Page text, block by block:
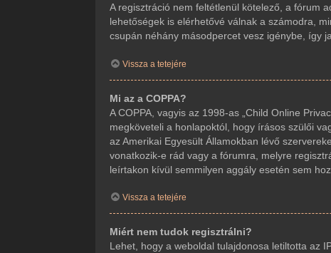
A regisztráció nem feltétlenül kötelező, a fórum
lehetőségek is elérhetővé válnak a számodra,
csupán néhány másodpercet vesz igénybe, így
Vissza a tetejére
Mi az a COPPA?
A COPPA, vagyis az 1998-as „Child Online
megköveteli a honlapoktól, hogy írásos szülői
az Amerikai Egyesült Államokban lévő
vonatkozik-e rád vagy a fórumra, melyre
leírtakon kívül semmilyen aggály esetén sem
Vissza a tetejére
Miért nem tudok regisztrálni?
Lehet, hogy a weboldal tulajdonosa letiltotta az